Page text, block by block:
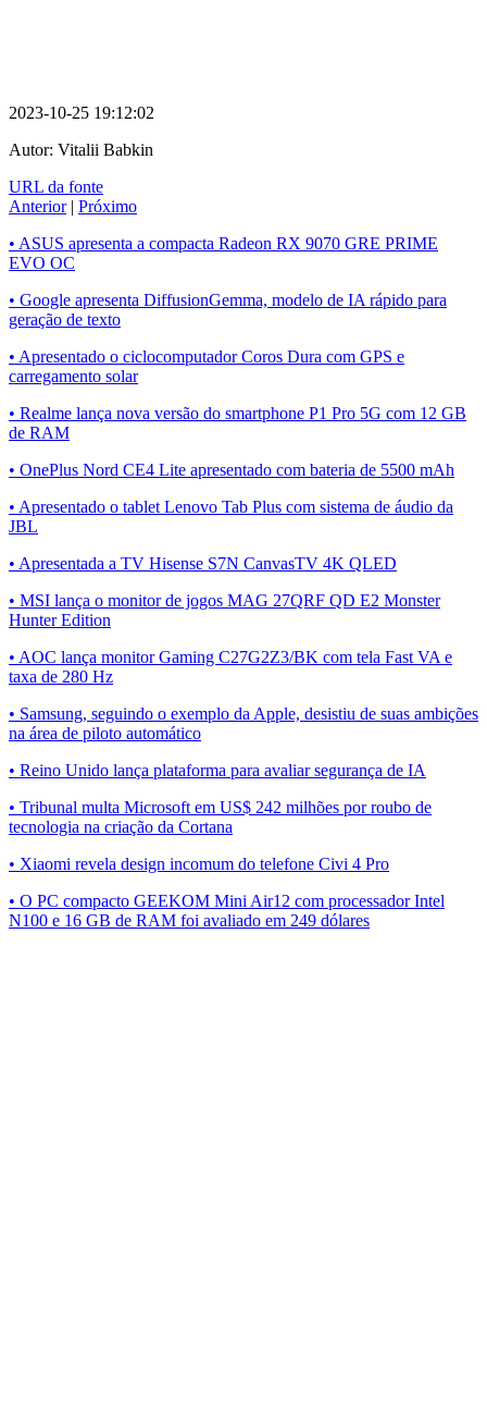
2023-10-25 19:12:02
Autor: Vitalii Babkin
URL da fonte
Anterior| Próximo
• ASUS apresenta a compacta Radeon RX 9070 GRE PRIME
EVO OC
• Google apresenta DiffusionGemma, modelo de IA rápido para
geração de texto
• Apresentado o ciclocomputador Coros Dura com GPS e
carregamento solar
• Realme lança nova versão do smartphone P1 Pro 5G com 12 GB
de RAM
• OnePlus Nord CE4 Lite apresentado com bateria de 5500 mAh
• Apresentado o tablet Lenovo Tab Plus com sistema de áudio da
JBL
• Apresentada a TV Hisense S7N CanvasTV 4K QLED
• MSI lança o monitor de jogos MAG 27QRF QD E2 Monster
Hunter Edition
• AOC lança monitor Gaming C27G2Z3/BK com tela Fast VA e
taxa de 280 Hz
• Samsung, seguindo o exemplo da Apple, desistiu de suas ambições
na área de piloto automático
• Reino Unido lança plataforma para avaliar segurança de IA
• Tribunal multa Microsoft em US$ 242 milhões por roubo de
tecnologia na criação da Cortana
• Xiaomi revela design incomum do telefone Civi 4 Pro
• O PC compacto GEEKOM Mini Air12 com processador Intel
N100 e 16 GB de RAM foi avaliado em 249 dólares